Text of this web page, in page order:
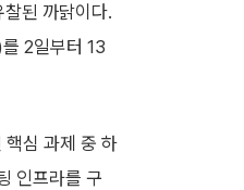
된 까닭이다.
2일부터 13
핵심 과제 중 하
인프라를 구